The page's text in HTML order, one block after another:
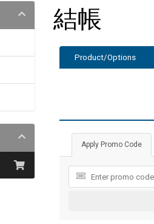
結帳
Product/Options
Apply Promo Code